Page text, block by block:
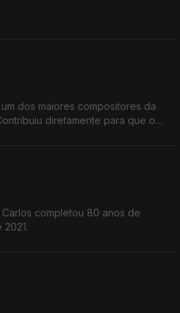
dos maiores compositores da
diretamente para que o
completou 80 anos de